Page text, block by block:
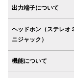
出力端子について
ヘッドホン（ステレオ
ニジャック）
機能について